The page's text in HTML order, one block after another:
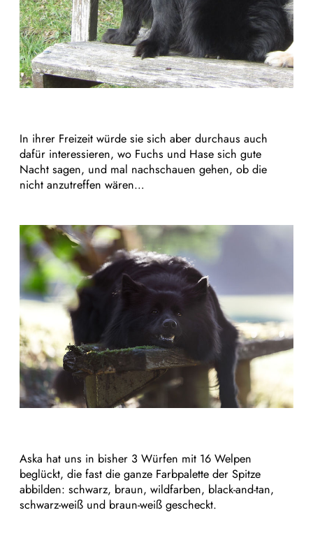
In ihrer Freizeit würde sie sich aber durchaus auch
dafür interessieren, wo Fuchs und Hase sich gute
Nacht sagen, und mal nachschauen gehen, ob die
nicht anzutreffen wären…
Aska hat uns in bisher 3 Würfen mit 16 Welpen
beglückt, die fast die ganze Farbpalette der Spitze
abbilden: schwarz, braun, wildfarben, black-and-tan,
schwarz-weiß und braun-weiß gescheckt.